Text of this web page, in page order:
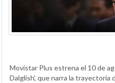
Movistar Plus estrena el 10 de
Dalglish', que narra la trayectoria